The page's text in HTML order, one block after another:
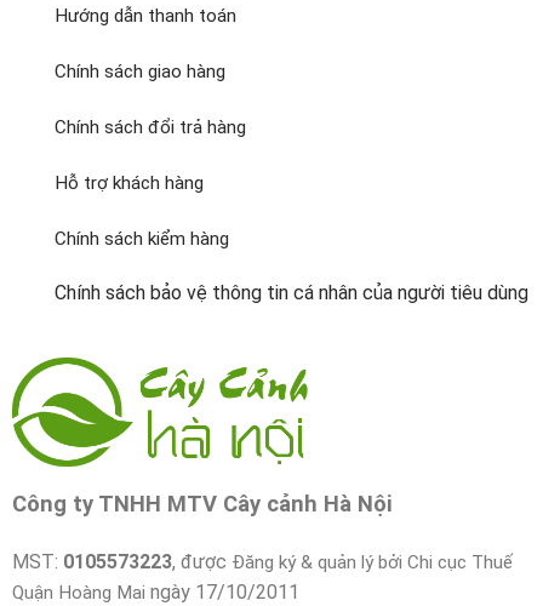
Hướng dẫn thanh toán
Chính sách giao hàng
Chính sách đổi trả hàng
Hỗ trợ khách hàng
Chính sách kiểm hàng
Chính sách bảo vệ thông tin cá nhân của người tiêu dùng
Công ty TNHH MTV Cây cảnh Hà Nội
MST: 0105573223, được Đăng ký & quản lý bởi Chi cục Thuế
Quận Hoàng Mai ngày 17/10/2011